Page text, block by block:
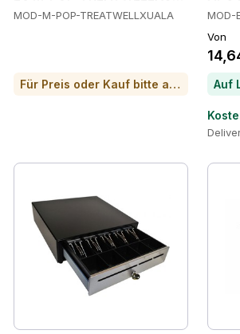
MOD-M-POP-TREATWELLXUALA
Für Preis oder Kauf bitte anrufen
MOD-
Von
Auf